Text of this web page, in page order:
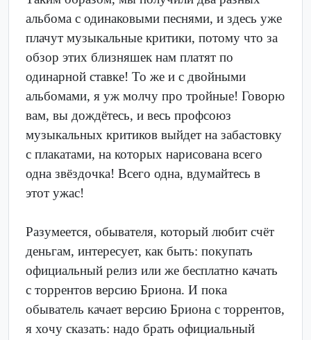
альбома с одинаковыми песнями, и здесь уже
плачут музыкальные критики, потому что за
обзор этих близняшек нам платят по
одинарной ставке! То же и с двойными
альбомами, я уж молчу про тройные! Говорю
вам, вы дождётесь, и весь профсоюз
музыкальных критиков выйдет на забастовку
с плакатами, на которых нарисована всего
одна звёздочка! Всего одна, вдумайтесь в
этот ужас!
Разумеется, обывателя, который любит счёт
деньгам, интересует, как быть: покупать
официальный релиз или же бесплатно качать
с торрентов версию Бриона. И пока
обыватель качает версию Бриона с торрентов,
я хочу сказать: надо брать официальный